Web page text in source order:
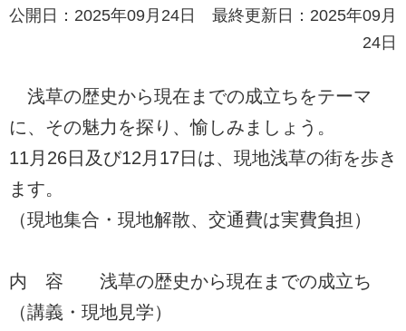
公開日：2025年09月24日 最終更新日：2025年09月
24日
浅草の歴史から現在までの成立ちをテーマ
に、その魅力を探り、愉しみましょう。
11月26日及び12月17日は、現地浅草の街を歩き
ます。
（現地集合・現地解散、交通費は実費負担）
内 容 浅草の歴史から現在までの成立ち
（講義・現地見学）